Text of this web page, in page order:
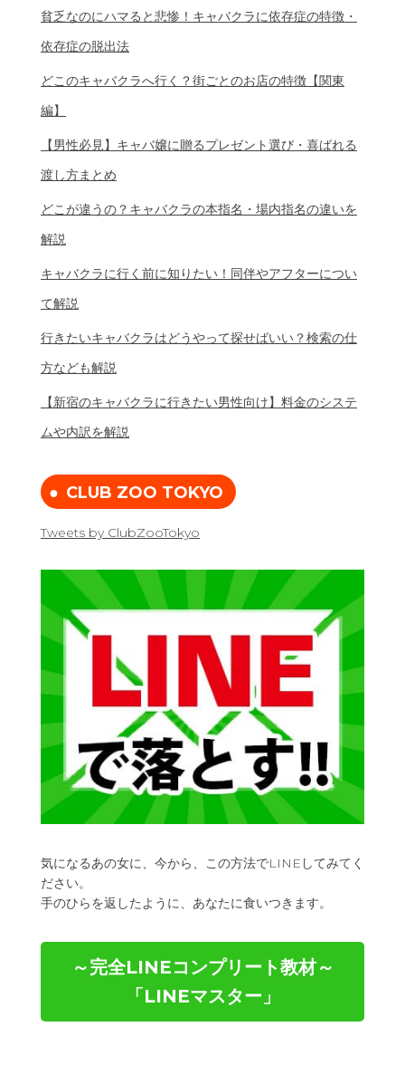
貧乏なのにハマると悲惨！キャバクラに依存症の特徴・
依存症の脱出法
どこのキャバクラへ行く？街ごとのお店の特徴【関東
編】
【男性必見】キャバ嬢に贈るプレゼント選び・喜ばれる
渡し方まとめ
どこが違うの？キャバクラの本指名・場内指名の違いを
解説
キャバクラに行く前に知りたい！同伴やアフターについ
て解説
行きたいキャバクラはどうやって探せばいい？検索の仕
方なども解説
【新宿のキャバクラに行きたい男性向け】料金のシステ
ムや内訳を解説
CLUB ZOO TOKYO
Tweets by ClubZooTokyo
気になるあの女に、今から、この方法でLINEしてみてく
ださい。
手のひらを返したように、あなたに食いつきます。
～完全LINEコンプリート教材～
「LINEマスター」